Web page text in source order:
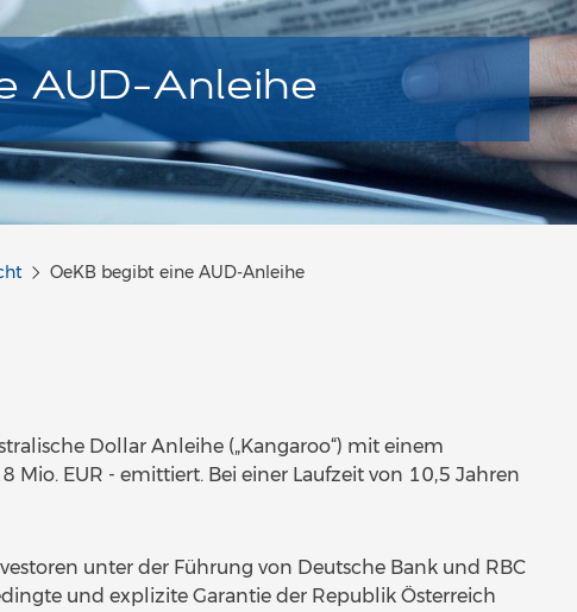
AUD-Anleihe
OeKB begibt eine AUD-Anleihe
Dollar Anleihe („Kangaroo“) mit einem
EUR - emittiert. Bei einer Laufzeit von 10,5 Jahren
unter der Führung von Deutsche Bank und RBC
und explizite Garantie der Republik Österreich